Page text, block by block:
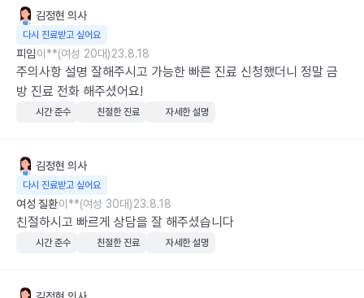
김정현 의사
다시 진료받고 싶어요
피임이**(여성 20대)23.8.18
주의사항 설명 잘해주시고 가능한 빠른 진료 신청했더니 정말 금
방 진료 전화 해주셨어요!
시간 준수 친절한 진료 자세한 설명
김정현 의사
다시 진료받고 싶어요
여성 질환이**(여성 30대)23.8.18
친절하시고 빠르게 상담을 잘 해주셨습니다
시간 준수 친절한 진료 자세한 설명